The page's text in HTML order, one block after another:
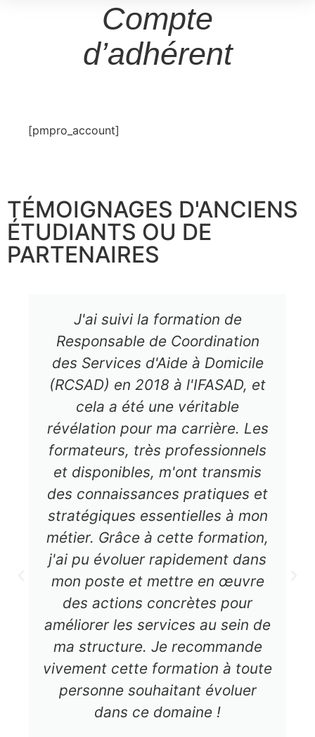
Compte
d’adhérent
[pmpro_account]
TÉMOIGNAGES D'ANCIENS
ÉTUDIANTS OU DE
PARTENAIRES
J'ai suivi la formation de
Responsable de Coordination
des Services d'Aide à Domicile
(RCSAD) en 2018 à l'IFASAD, et
cela a été une véritable
révélation pour ma carrière. Les
formateurs, très professionnels
et disponibles, m'ont transmis
des connaissances pratiques et
stratégiques essentielles à mon
métier. Grâce à cette formation,
j'ai pu évoluer rapidement dans
mon poste et mettre en œuvre
des actions concrètes pour
améliorer les services au sein de
ma structure. Je recommande
vivement cette formation à toute
personne souhaitant évoluer
dans ce domaine !